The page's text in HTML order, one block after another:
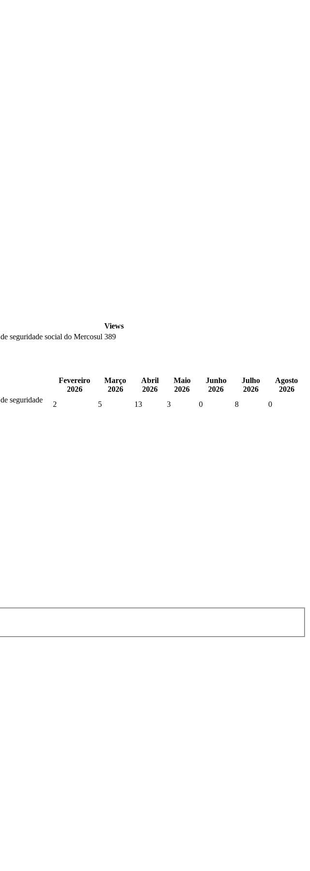
Views
seguridade social do Mercosul 389
Fevereiro
2026
Março
2026
Abril
2026
Maio
2026
Junho
2026
Julho
2026
Agosto
2026
seguridade
2 5 13 3 0 8 0